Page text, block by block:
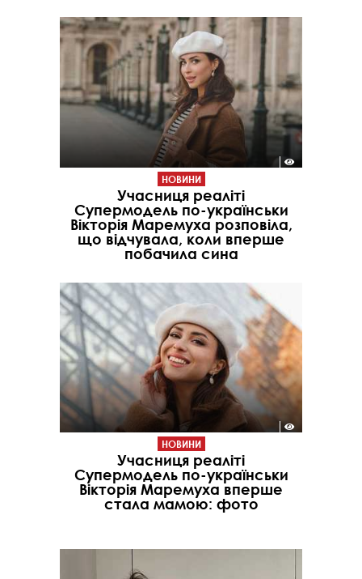
НОВИНИ
Учасниця реаліті
Супермодель по-українськи
Вікторія Маремуха розповіла,
що відчувала, коли вперше
побачила сина
НОВИНИ
Учасниця реаліті
Супермодель по-українськи
Вікторія Маремуха вперше
стала мамою: фото